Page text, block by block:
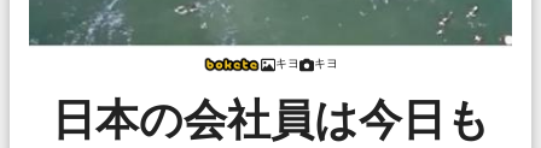
キヨ キヨ
日本の会社員は今日も